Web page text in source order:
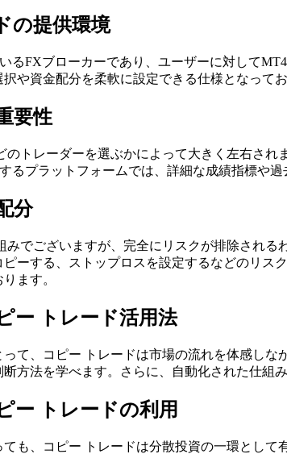
の提供環境
るFXブローカーであり、ユーザーに対して
や資金配分を柔軟に設定できる仕様となって
要性
のトレーダーを選ぶかによって大きく左右さ
るプラットフォームでは、詳細な成績指標や
分
みでございますが、完全にリスクが排除され
ーする、ストップロスを設定するなどのリ
ます。
ー トレード活用法
て、コピー トレードは市場の流れを体感し
方法を学べます。さらに、自動化された仕組
ー トレードの利用
も、コピー トレードは分散投資の一環とし